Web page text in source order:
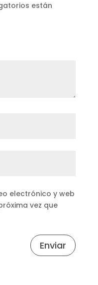
están
electrónico y web
vez que
Enviar